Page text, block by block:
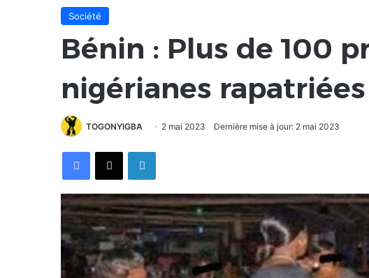
Société
Bénin : Plus de 100
nigérianes rapatriées
TOGONYIGBA 2 mai 2023 Dernière mise à jour: 2 mai 2023
FacebookX Linkedin